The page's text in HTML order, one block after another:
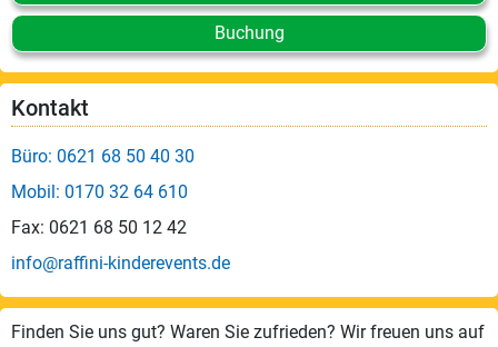
Buchung
Kontakt
Büro: 0621 68 50 40 30
Mobil: 0170 32 64 610
Fax: 0621 68 50 12 42
info@raffini-kinderevents.de
Finden Sie uns gut? Waren Sie zufrieden? Wir freuen uns auf